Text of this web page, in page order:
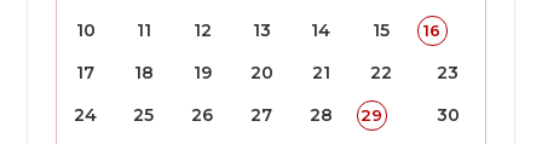
10
11 12 13 14 15 16
17 18 19 20 21 22
23
24
25 26 27 28 29
30